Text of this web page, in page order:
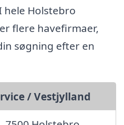
hele Holstebro
flere havefirmaer,
søgning efter en
/ Vestjylland